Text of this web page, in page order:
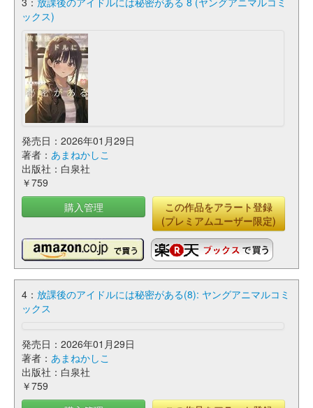
ックス)
発売日：2026年01月29日
著者： あまねかしこ
出版社：白泉社
￥759
購入管理
この作品をアラート登録
(プレミアムユーザー限定)
4： 放課後のアイドルには秘密がある(8): ヤングアニマルコミ
ックス
発売日：2026年01月29日
著者： あまねかしこ
出版社：白泉社
￥759